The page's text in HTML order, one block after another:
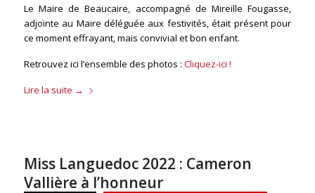
Le Maire de Beaucaire, accompagné de Mireille Fougasse,
adjointe au Maire déléguée aux festivités, était présent pour
ce moment effrayant, mais convivial et bon enfant.
Retrouvez ici l’ensemble des photos : Cliquez-ici !
Lire la suite →
Miss Languedoc 2022 : Cameron
Vallière à l’honneur